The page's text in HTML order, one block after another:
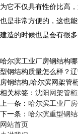
为它不仅具有性价比高
也是非常方便的，这也
建造的时候也是会有很多
哈尔滨工业厂房钢结构
型钢结构质量怎么样？
房钢结构,哈尔滨网架管
相关标签： 沈阳网架管
上一条： 哈尔滨工业厂
下一条： 哈尔滨重型钢
网站首页